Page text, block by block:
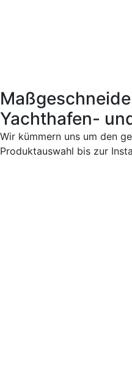
Yachthafen-
Wir kümmern uns um den
Produktauswahl bis zur